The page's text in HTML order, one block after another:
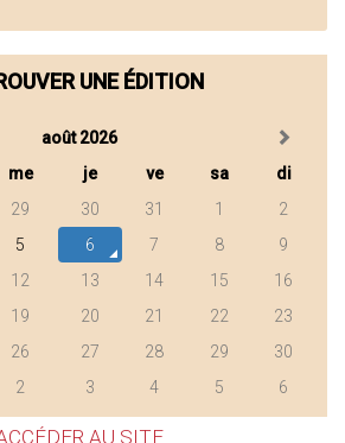
UNE ÉDITION
août 2026
me je ve sa
di
29 30 31 1
2
5 6 7 8
9
12 13 14 15
16
19 20 21 22
23
26 27 28 29
30
2 3 4 5 6
AU SITE